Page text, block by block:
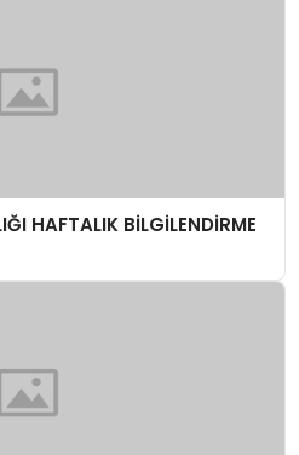
HAFTALIK BİLGİLENDİRME